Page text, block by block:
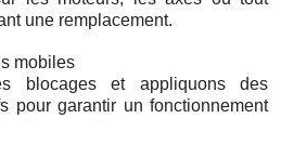
une remplacement.
mobiles
blocages et appliquons des
pour garantir un fonctionnement